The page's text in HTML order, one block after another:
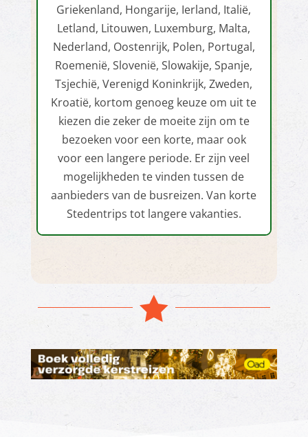
Griekenland, Hongarije, Ierland, Italië,
Letland, Litouwen, Luxemburg, Malta,
Nederland, Oostenrijk, Polen, Portugal,
Roemenië, Slovenië, Slowakije, Spanje,
Tsjechië, Verenigd Koninkrijk, Zweden,
Kroatië, kortom genoeg keuze om uit te
kiezen die zeker de moeite zijn om te
bezoeken voor een korte, maar ook
voor een langere periode. Er zijn veel
mogelijkheden te vinden tussen de
aanbieders van de busreizen. Van korte
Stedentrips tot langere vakanties.
